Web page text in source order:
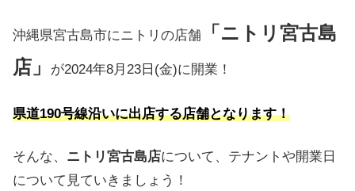
沖縄県宮古島市にニトリの店舗
「ニトリ宮古島
店」
が2024年8月23日(金)に開業！
県道190号線沿いに出店する店舗となります！
そんな、 ニトリ宮古島店について、テナントや開業日
について見ていきましょう！